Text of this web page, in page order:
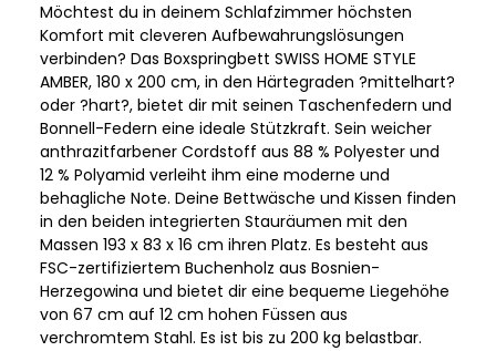
Möchtest du in deinem Schlafzimmer höchsten
Komfort mit cleveren Aufbewahrungslösungen
verbinden? Das Boxspringbett SWISS HOME STYLE
AMBER, 180 x 200 cm, in den Härtegraden ?mittelhart?
oder ?hart?, bietet dir mit seinen Taschenfedern und
Bonnell-Federn eine ideale Stützkraft. Sein weicher
anthrazitfarbener Cordstoff aus 88 % Polyester und
12 % Polyamid verleiht ihm eine moderne und
behagliche Note. Deine Bettwäsche und Kissen finden
in den beiden integrierten Stauräumen mit den
Massen 193 x 83 x 16 cm ihren Platz. Es besteht aus
FSC-zertifiziertem Buchenholz aus Bosnien-
Herzegowina und bietet dir eine bequeme Liegehöhe
von 67 cm auf 12 cm hohen Füssen aus
verchromtem Stahl. Es ist bis zu 200 kg belastbar.